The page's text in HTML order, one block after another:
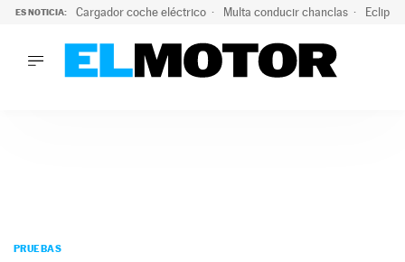
ES NOTICIA: Cargador coche eléctrico Multa conducir chanclas
PODCAST
PRUEBAS